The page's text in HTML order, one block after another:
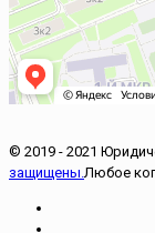
© 2019 - 2021
защищены. Любое